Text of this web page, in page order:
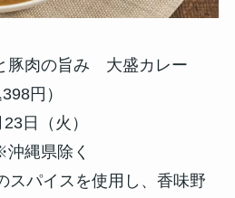
豚肉の旨み 大盛カレー
円）
日（火）
縄県除く
スパイスを使用し、香味野